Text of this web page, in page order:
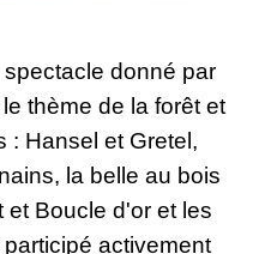
donné par
thème de la forêt et
: Hansel et Gretel,
la belle au bois
et Boucle d'or et les
activement